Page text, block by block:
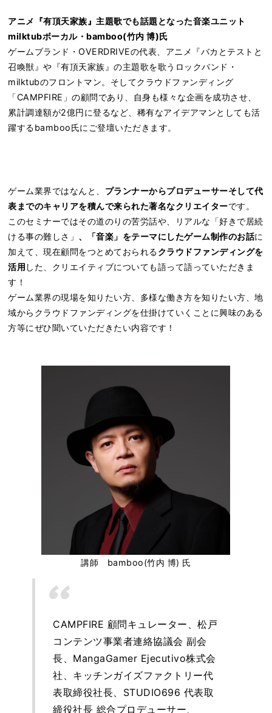
アニメ『有頂天家族』主題歌でも話題となった音楽ユニット
milktubボーカル・bamboo(竹内 博)氏
ゲームブランド・OVERDRIVEの代表、アニメ『バカとテストと
召喚獣』や『有頂天家族』の主題歌を歌うロックバンド・
milktubのフロントマン。そしてクラウドファンディング
「CAMPFIRE」の顧問であり、自身も様々な企画を成功させ、
累計調達額が2億円に登るなど、稀有なアイデアマンとしても活
躍するbamboo氏にご登壇いただきます。
ゲーム業界ではなんと、 プランナーからプロデューサーそして代
表までのキャリアを積んで来られた著名なクリエイターです。
このセミナーではその道のりの苦労話や、リアルな「好きで居続
ける事の難しさ」 、「音楽」をテーマにしたゲーム制作のお話に
加えて、現在顧問をつとめておられるクラウドファンディングを
活用 した、クリエイティブについても語って語っていただきま
す！
ゲーム業界の現場を知りたい方、多様な働き方を知りたい方、地
域からクラウドファンディングを仕掛けていくことに興味のある
方等にぜひ聞いていただきたい内容です！
講師 bamboo(竹内 博) 氏
CAMPFIRE 顧問キュレーター、松戸
コンテンツ事業者連絡協議会 副会
長、MangaGamer Ejecutivo株式会
社、キッチンガイズファクトリー代
表取締役社長、STUDIO696 代表取
締役社長 総合プロデューサー、